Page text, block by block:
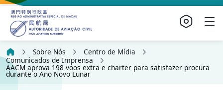
Sobre Nós
Centro de Mídia
Comunicados de Imprensa
AACM aprova 198 voos extra e charter para satisfazer procura
durante o Ano Novo Lunar